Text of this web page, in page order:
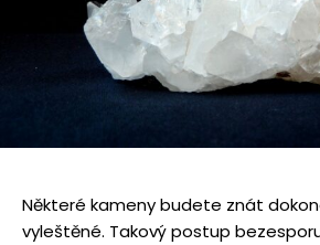
Některé kameny budete znát
vyleštěné. Takový postup